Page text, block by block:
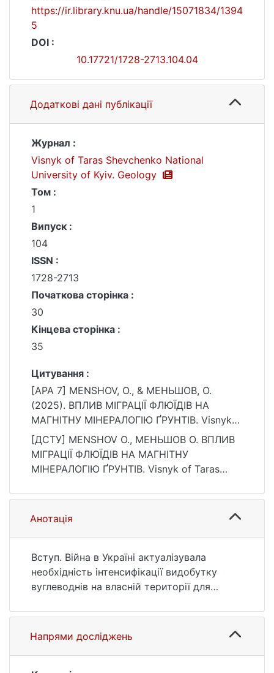
https://ir.library.knu.ua/handle/15071834/1394
5
DOI :
10.17721/1728-2713.104.04
Додаткові дані публікації
Журнал :
Visnyk of Taras Shevchenko National
University of Kyiv. Geology
Том :
1
Випуск :
104
ISSN :
1728-2713
Початкова сторінка :
30
Кінцева сторінка :
35
Цитування :
[APA 7] MENSHOV, О., & МЕНЬШОВ, О.
(2025). ВПЛИВ МІГРАЦІЇ ФЛЮЇДІВ НА
МАГНІТНУ МІНЕРАЛОГІЮ ҐРУНТІВ. Visnyk
of Taras Shevchenko National University of
Kyiv. Geology, 1(104), 30–35.
https://doi.org/10.17721/1728-2713.104.04
[ДСТУ] MENSHOV О., МЕНЬШОВ О. ВПЛИВ
МІГРАЦІЇ ФЛЮЇДІВ НА МАГНІТНУ
МІНЕРАЛОГІЮ ҐРУНТІВ. Visnyk of Taras
Geology. 2025. Т. 1, № 104. С. 30—35. DOI:
10.17721/1728-2713.104.04 (дата звернення:
25.07.2026).
Анотація
Вступ. Війна в Україні актуалізувала
необхідність інтенсифікації видобутку
вуглеводнів на власній території для
незалежності держави. Ефективність,
низьковартісність та актуальність
залучення демонструють магнітні методи
Напрями досліджень